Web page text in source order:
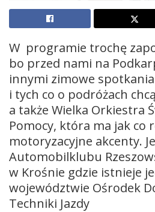
W programie trochę
bo przed nami na
innymi zimowe
i tych co o podróżach
a także Wielka Orkiestra
Pomocy, która ma jak co
motoryzacyjne akcenty.
Automobilklubu
w Krośnie gdzie istnieje
województwie Ośrodek
Techniki Jazdy